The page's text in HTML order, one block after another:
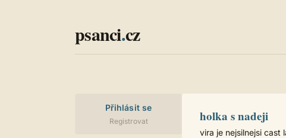
psanci.cz
Přihlásit se
Registrovat holka s nadeji
vira je nejsilnejsi cast